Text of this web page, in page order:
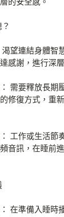
的安全感。
望連結身體智
感謝，進行深
需要釋放長期
修復方式，重
工作或生活節
音訊，在睡前
在準備入睡時